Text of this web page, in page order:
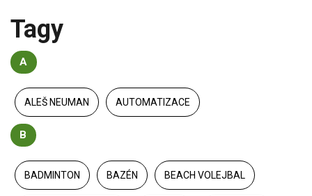
Tagy
A
ALEŠ NEUMAN AUTOMATIZACE
B
BADMINTON BAZÉN BEACH VOLEJBAL